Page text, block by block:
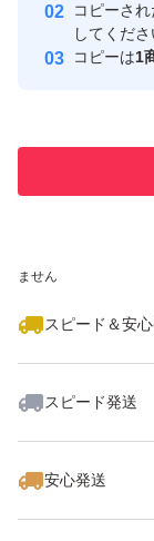
取引実績
ません
スピード＆安
スピード発送
安心発送
コピーさ
してくだ
コピーは1